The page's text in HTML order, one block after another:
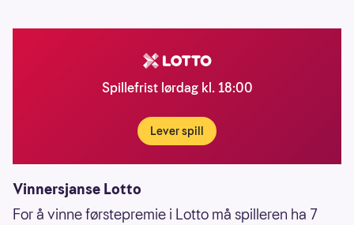
Spillefrist lørdag kl. 18:00
Lever spill
Vinnersjanse Lotto
For å vinne førstepremie i Lotto må spilleren ha 7